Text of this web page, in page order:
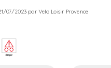
07/2023 par Velo Loisir Provence